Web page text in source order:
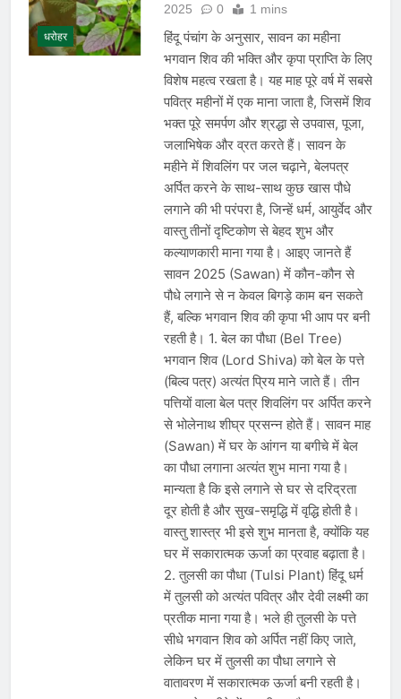
धरोहर
2025
0 1 mins
हिंदू पंचांग के अनुसार, सावन का महीना
भगवान शिव की भक्ति और कृपा प्राप्ति के लिए
विशेष महत्व रखता है। यह माह पूरे वर्ष में सबसे
पवित्र महीनों में एक माना जाता है, जिसमें शिव
भक्त पूरे समर्पण और श्रद्धा से उपवास, पूजा,
जलाभिषेक और व्रत करते हैं। सावन के
महीने में शिवलिंग पर जल चढ़ाने, बेलपत्र
अर्पित करने के साथ-साथ कुछ खास पौधे
लगाने की भी परंपरा है, जिन्हें धर्म, आयुर्वेद और
वास्तु तीनों दृष्टिकोण से बेहद शुभ और
कल्याणकारी माना गया है। आइए जानते हैं
सावन 2025 (Sawan) में कौन-कौन से
पौधे लगाने से न केवल बिगड़े काम बन सकते
हैं, बल्कि भगवान शिव की कृपा भी आप पर बनी
रहती है। 1. बेल का पौधा (Bel Tree)
भगवान शिव (Lord Shiva) को बेल के पत्ते
(बिल्व पत्र) अत्यंत प्रिय माने जाते हैं। तीन
पत्तियों वाला बेल पत्र शिवलिंग पर अर्पित करने
से भोलेनाथ शीघ्र प्रसन्न होते हैं। सावन माह
(Sawan) में घर के आंगन या बगीचे में बेल
का पौधा लगाना अत्यंत शुभ माना गया है।
मान्यता है कि इसे लगाने से घर से दरिद्रता
दूर होती है और सुख-समृद्धि में वृद्धि होती है।
वास्तु शास्त्र भी इसे शुभ मानता है, क्योंकि यह
घर में सकारात्मक ऊर्जा का प्रवाह बढ़ाता है।
2. तुलसी का पौधा (Tulsi Plant) हिंदू धर्म
में तुलसी को अत्यंत पवित्र और देवी लक्ष्मी का
प्रतीक माना गया है। भले ही तुलसी के पत्ते
सीधे भगवान शिव को अर्पित नहीं किए जाते,
लेकिन घर में तुलसी का पौधा लगाने से
वातावरण में सकारात्मक ऊर्जा बनी रहती है।